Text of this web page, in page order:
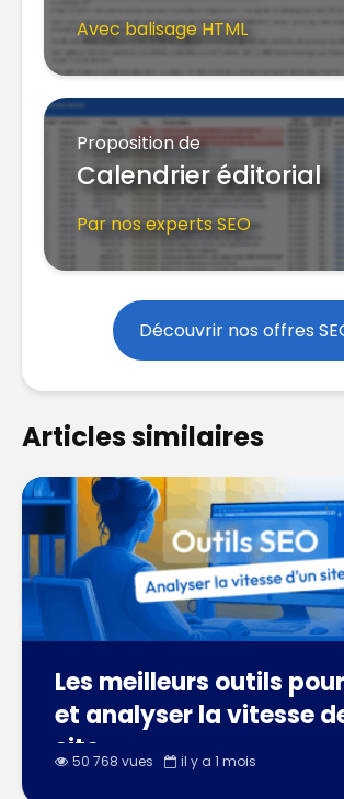
Avec balisage HTML
Proposition de
Calendrier éditorial
Par nos experts SEO
Découvrir nos offres
Articles similaires
Les meilleurs outils
et analyser la vitesse
site
50 768 vues il y a 1 mois